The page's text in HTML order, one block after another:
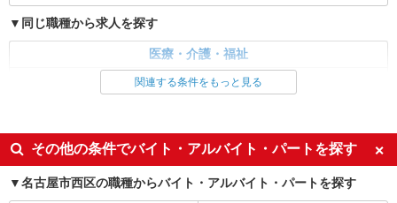
時給2300円〜2875円 ＜日払い有/週払い有/交
通費全支給(ガソリン代含む)＞
名古屋市西区内
キープ 詳細を見る
派遣社員
株式会社kotrio /●NG-H-2029880
戦！シフト相談OK♪
同じ職種から求人を探す
医療・介護・福祉
看護師・保健師・看護助手・助産師
未経験歓迎
ミドル（40代～）活躍中
交通費支給
社会保険あり
関連する条件をもっと見る
その他の条件でバイト・アルバイト・パートを探す
名古屋市西区の職種からバイト・アルバイト・パートを探す